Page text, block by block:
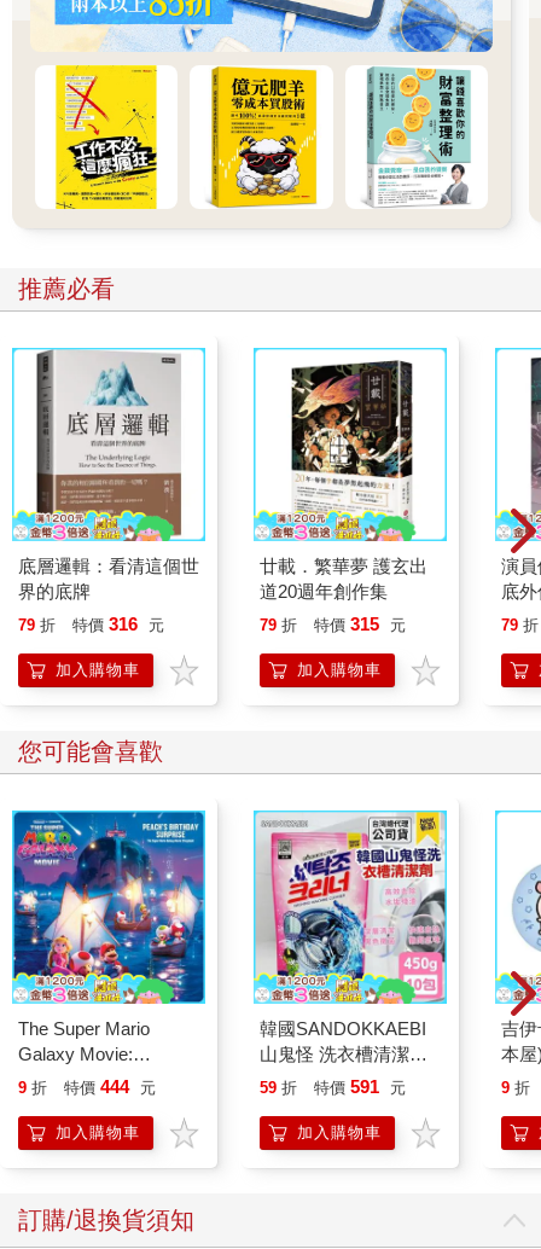
外個人或教育、文化、公益、慈善機關或團體者：
1.配偶及二親等以內親屬。
2.個人依CFC辦法第2條規定計算營利所得當年度綜合所得稅結算
申報同一申報戶之親屬或家屬。
3.個人成立信託之受託人或非委託人之受益人。
4.受個人捐贈金額達平衡表基金總額1/3以上之財團法人。
5.個人、配偶及二親等以內親屬擔任董事總席次半數以上之財團
法人。
6.前述（二）1至5所述關係企業之董事、監察人、總經理或相當
管。
7.前述（二）1至5所述關係企業之董事、監察人、總經理或相當
或更高層級職位之人之配偶。
8.前述（二）1至5所述關係企業之董事長、總經理或相當或更高
層級職位之人之二親等以內親屬。
9.個人或其配偶擔任合夥事業之合夥人，該合夥事業其他合夥人
及其配偶。
10.其他足資證明個人對另一個人或教育、文化、公益、慈善機關
或團體之財務、經濟或投資行為具有實質控制能力之情形。
為落實CFC制度精神（即抓虛放實）及兼顧徵納雙方成本（即抓
大放小），符合以下條件之一的外國企業，得豁免適用CFC制
度：
1. CFC有實質營運活動
2. CFC無實質營運但當年度盈餘單獨及合計數≦700萬
當年度盈餘合計數≦700萬，指的是我國境內同一營利事業控制之
全部CFC，或個人與合併申報綜合所得稅之配偶及受扶養親屬控
當年度盈餘，仍應認列投資收益（營利所得）課稅。
CFC制度可區分為營利事業CFC制度（營利事業股東適用）與個
人CFC制度（個人股東適用），兩者最大的差異在於課稅主體及
計算所得的規定。符合CFC定義且無豁免規定適用之CFC的營利
事業股東，即為課稅主體，應按直接持有該CFC的持股比率及持
有期間加權平均計算投資收益。個人CFC制度部分，課稅主體為
直接持有CFC股權10％以上的股東，或直接持有CFC股權未達
10％，但與配偶與二親等以內親屬合計直接持股達10％以上的股
東。
算投資收益（營利所得），與其他海外所得合併計入當年度個人
之基本所得額度。但一申報戶全年之合計數未達100萬元者，免予
配CFC股利或盈餘時，不再計入獲配年度之（基本）所得額課
推薦必看
底層邏輯：看清這個世
界的底牌
79 折 特價 316 元
加入購物車
廿載．繁華夢 護玄出
道20週年創作集
79 折 特價 315 元
加入購物車
演
底
79 折
您可能會喜歡
The Super Mario
Galaxy Movie:
Peach`s Birthday
Mario Galaxy Movie
Storybook
9 折 特價 444 元
加入購物車
韓國SANDOKKAEBI
山鬼怪 洗衣槽清潔劑
450公克-10包組
59 折 特價 591 元
加入購物車
吉
本屋
9 折
訂購/退換貨須知